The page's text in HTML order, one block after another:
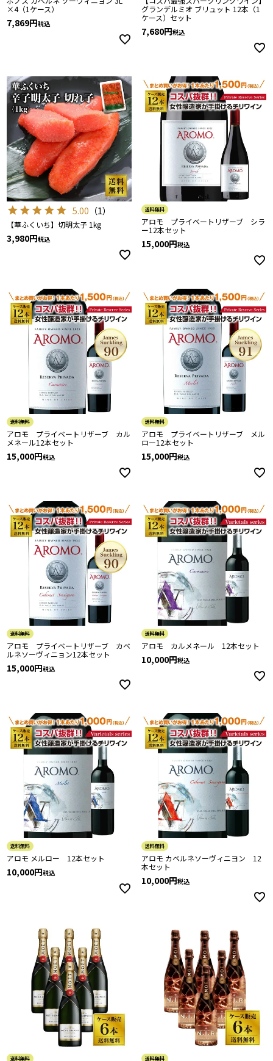
×4（1ケース）
7,869 税込
グランデルミオ ブリュット 12本（1
ケース）セット
7,680 税込
5.00 （1）
【華ふくいち】切明太子 1kg
3,980 税込
送料無料
アロモ プライベートリザーブ シラ
ー12本セット
15,000 税込
送料無料
アロモ プライベートリザーブ カル
メネール12本セット
15,000 税込
送料無料
アロモ プライベートリザーブ メル
ロー12本セット
15,000 税込
送料無料
アロモ プライベートリザーブ カベ
ルネソーヴィニョン12本セット
15,000 税込
送料無料
アロモ カルメネール 12本セット
10,000 税込
送料無料
アロモ メルロー 12本セット
10,000 税込
送料無料
アロモ カベルネソーヴィニヨン 12
本セット
10,000 税込
送料無料 送料無料